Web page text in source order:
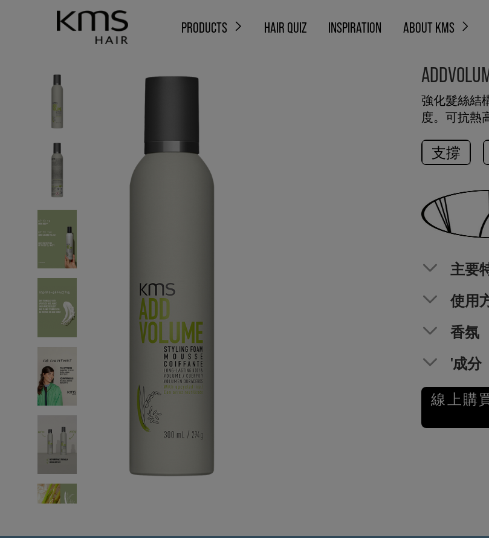
PRODUCTS HAIR QUIZ INSPIRATION ABOUT KMS
強化髮絲結
度。可抗熱
支撐
主要
使用
香氛
'成分
線上購